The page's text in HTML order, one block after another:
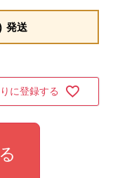
発送
に登録する